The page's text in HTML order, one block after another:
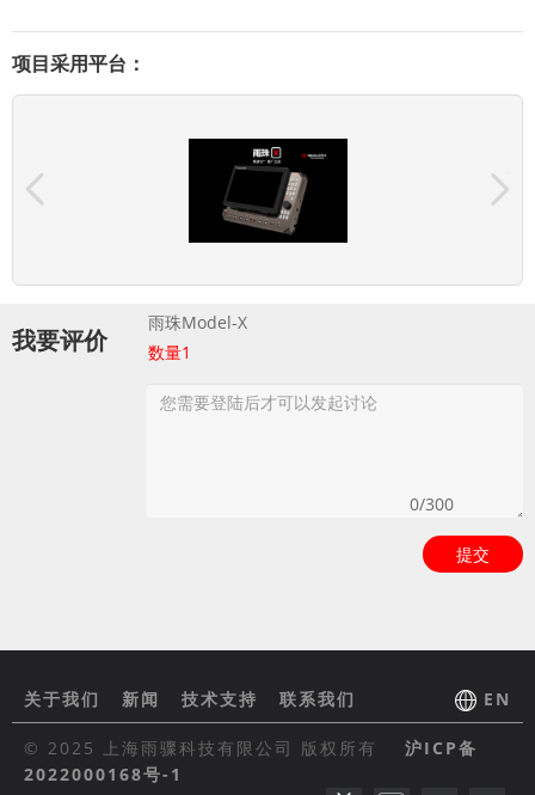
项目采用平台：
雨珠Model-X
数量1
我要评价
提交
关于我们 新闻 技术支持 联系我们 EN
© 2025 上海雨骤科技有限公司 版权所有
沪ICP备
2022000168号-1